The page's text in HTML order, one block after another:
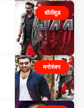
बॉलीवुड
मनोरंजन